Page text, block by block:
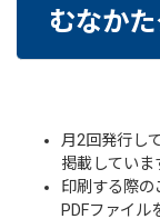
むなか
月2回発行し
掲載していま
印刷する際の
PDFファイ